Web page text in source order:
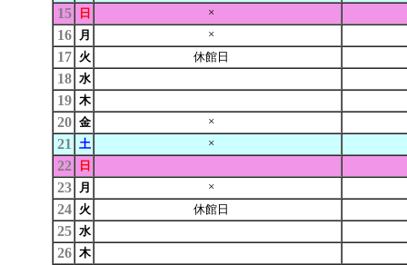
15 日 ×
16 月 ×
17 火 休館日
18 水
19 木
20 金 ×
21 土 ×
22 日
23 月 ×
24 火 休館日
25 水
26 木